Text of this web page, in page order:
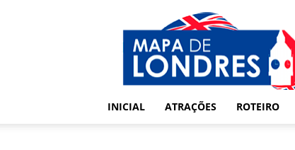
Londres
Mapa
de
Londres
INICIAL
ATRAÇÕES ROTEIRO